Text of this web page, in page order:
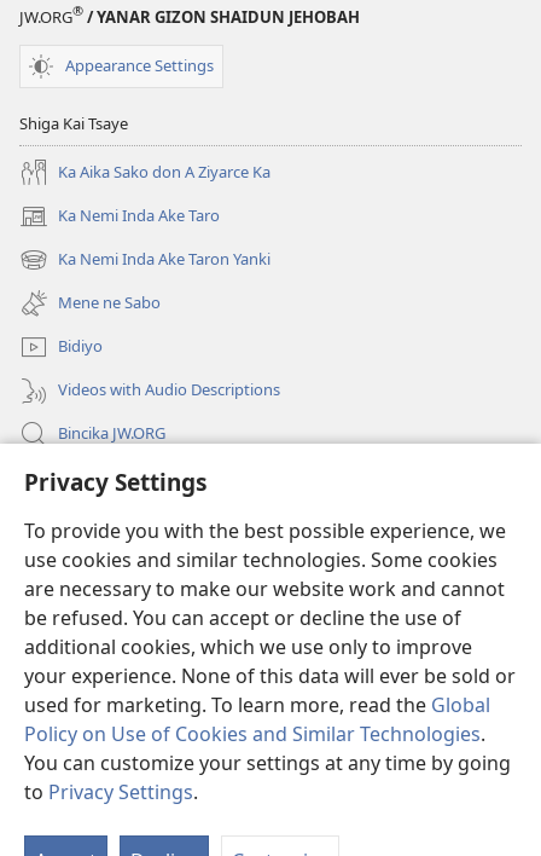
Privacy Settings
To provide you with the best possible experience, we
use cookies and similar technologies. Some cookies
are necessary to make our website work and cannot
be refused. You can accept or decline the use of
additional cookies, which we use only to improve
your experience. None of this data will ever be sold or
used for marketing. To learn more, read the Global
Policy on Use of Cookies and Similar Technologies.
You can customize your settings at any time by going
to Privacy Settings.
JW.ORG® / YANAR GIZON SHAIDUN JEHOBAH
Appearance Settings
Shiga Kai Tsaye
Ka Aika Sako don A Ziyarce Ka
Ka Nemi Inda Ake Taro
(opens
new
window)
Ka Nemi Inda Ake Taron Yanki
(opens
new
window)
Mene ne Sabo
Bidiyo
Videos with Audio Descriptions
Bincika JW.ORG
Labaran Shari’a
Gudummawa
(opens
new
window)Watchtower LABURARE NA INTANE
(opens
new
window)JW Hub ®
(opens
new
window)
Copyright© 2026 Watch Tower Bible and Tract Society of Pennsylvania.
SHARUƊƊAN AMFANI